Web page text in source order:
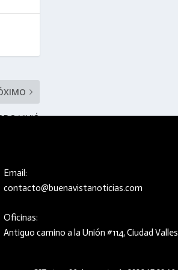
VIVIÓ
Email:
contacto@buenavistanoticias.com
Oficinas:
Antiguo camino a la Unión #114, Ciudad Valles